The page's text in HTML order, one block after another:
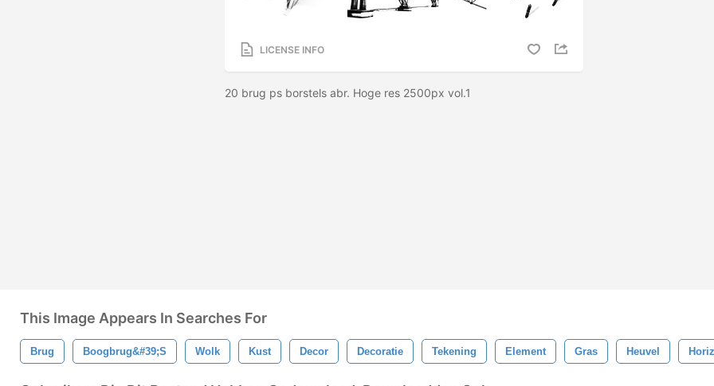
LICENSE INFO
20 brug ps borstels abr. Hoge res 2500px vol.1
This Image Appears In Searches For
Brug Boogbrug&#39;s Wolk Kust Decor Decoratie Tekening Element Gras Heuvel